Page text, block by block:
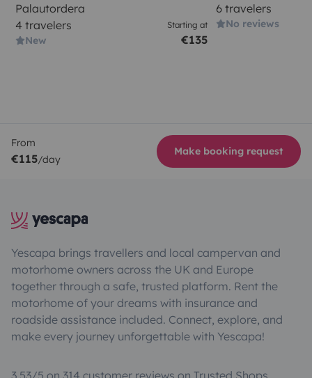
Palautordera
4 travelers
New
Starting at
€135
6 travelers
No reviews
From
€115/day
Make booking request
Yescapa brings travellers and local campervan and
motorhome owners across the UK and Europe
together through a safe, trusted platform. Rent the
motorhome of your dreams with insurance and
roadside assistance included. Connect, explore, and
make every journey unforgettable with Yescapa!
3.53/5 on 314 customer reviews on Trusted Shops